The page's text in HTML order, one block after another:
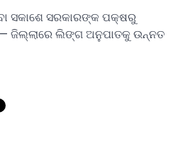
ସକାଶେ ସରକାରଙ୍କ ପକ୍ଷରୁ
ଜିଲ୍ଲାରେ ଲିଙ୍ଗ ଅନୁପାତକୁ ଉନ୍ନତ